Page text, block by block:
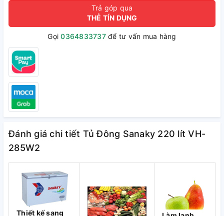
Trả góp qua
THẺ TÍN DỤNG
Gọi0364833737để tư vấn mua hàng
Đánh giá chi tiết Tủ Đông Sanaky 220 lít VH-
285W2
Thiết kế sang